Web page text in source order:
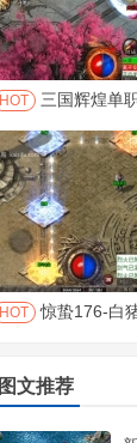
HOT 三国辉煌单
HOT 惊蛰176-白
图文推荐